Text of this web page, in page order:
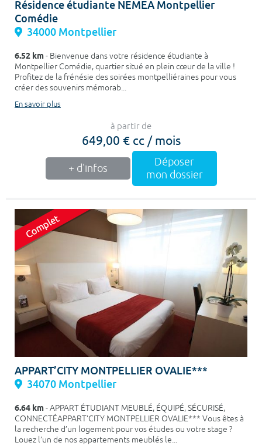
Résidence étudiante NEMEA Montpellier
Comédie
34000 Montpellier
6.52 km- Bienvenue dans votre résidence étudiante à
Montpellier Comédie, quartier situé en plein cœur de la ville !
Profitez de la frénésie des soirées montpelliéraines pour vous
créer des souvenirs mémorab...
En savoir plus
à partir de
649,00 € cc / mois
+ d'infos
Déposer
mon dossier
APPART’CITY MONTPELLIER OVALIE***
34070 Montpellier
6.64 km- APPART ÉTUDIANT MEUBLÉ, ÉQUIPÉ, SÉCURISÉ,
CONNECTÉAPPART’CITY MONTPELLIER OVALIE*** Vous êtes à
la recherche d’un logement pour vos études ou votre stage ?
Louez l’un de nos appartements meublés le...